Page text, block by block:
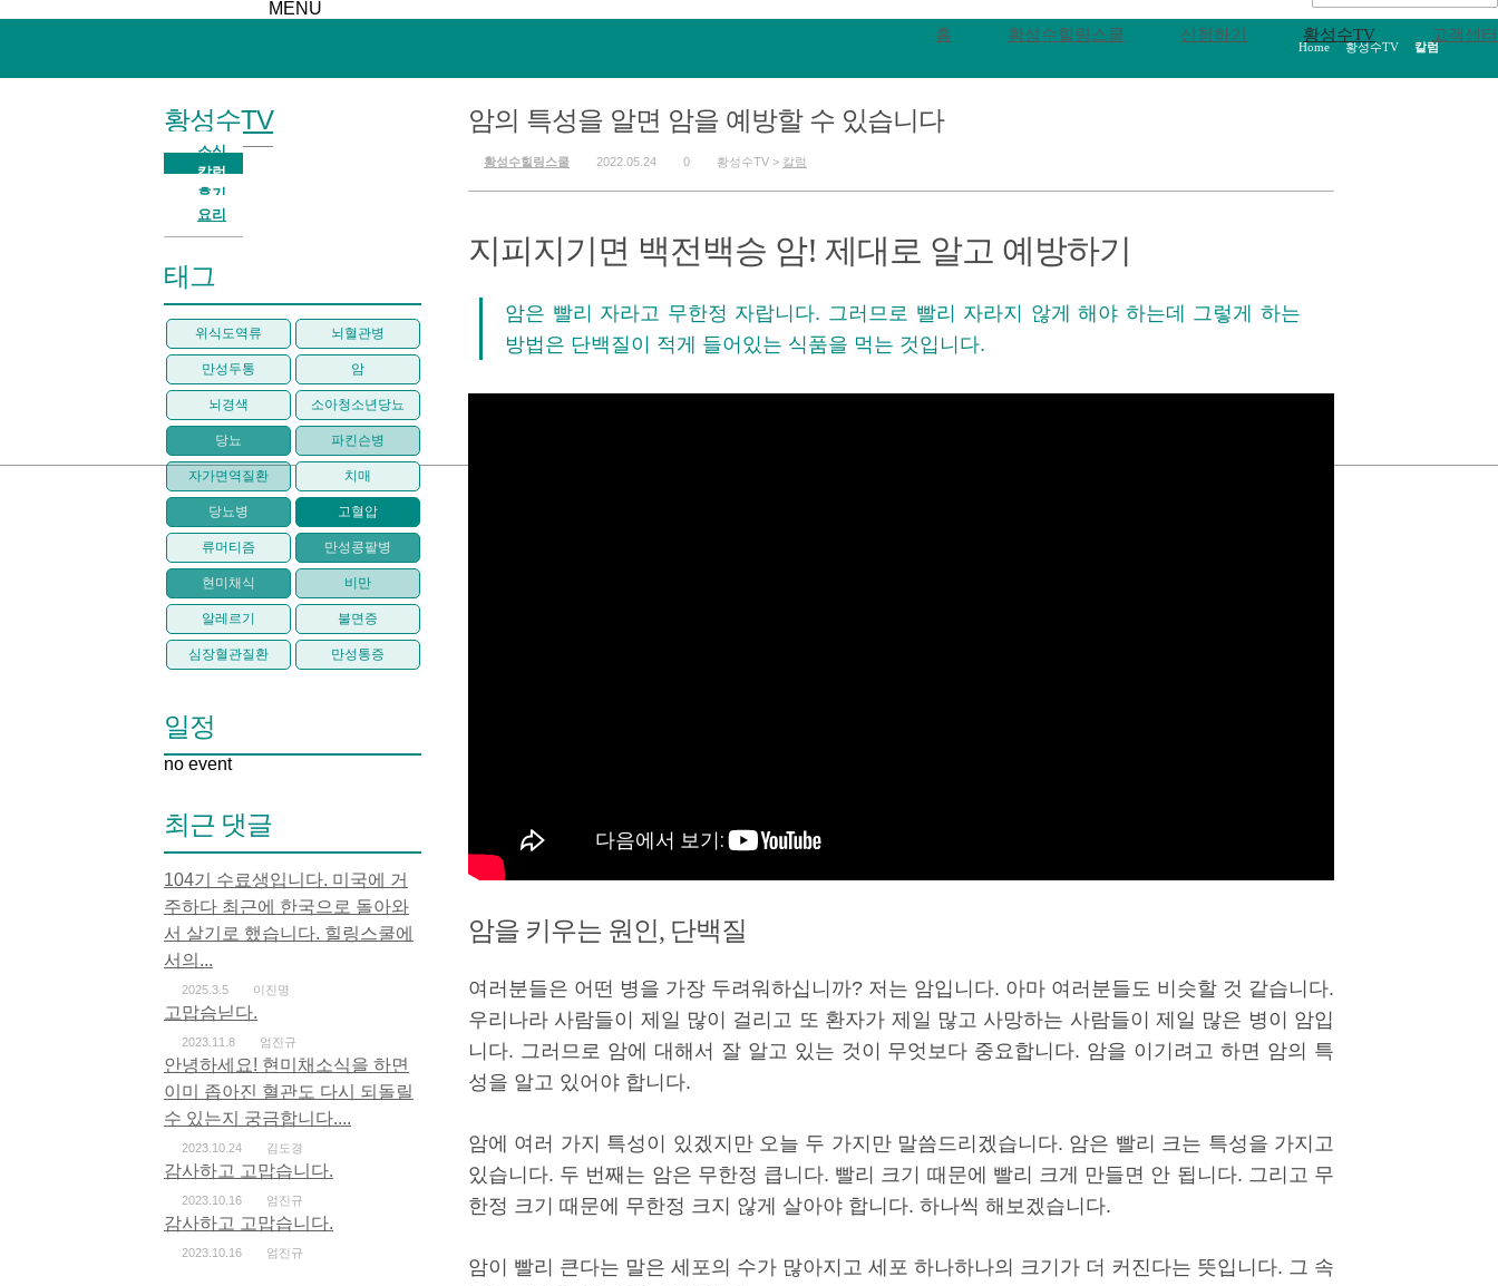
MENU
홈 황성수힐링스쿨 신청하기 황성수TV 고객센터
Home > 황성수TV 칼럼
암의 특성을 알면 암을 예방할 수 있습니다
황성수힐링스쿨 2022.05.24 0 황성수TV > 칼럼
지피지기면 백전백승 암! 제대로 알고 예방하기
암은 빨리 자라고 무한정 자랍니다. 그러므로 빨리 자라지 않게 해야 하는데 그렇게 하는
방법은 단백질이 적게 들어있는 식품을 먹는 것입니다.
암을 키우는 원인, 단백질
여러분들은 어떤 병을 가장 두려워하십니까? 저는 암입니다. 아마 여러분들도 비슷할 것 같습니다.
우리나라 사람들이 제일 많이 걸리고 또 환자가 제일 많고 사망하는 사람들이 제일 많은 병이 암입
니다. 그러므로 암에 대해서 잘 알고 있는 것이 무엇보다 중요합니다. 암을 이기려고 하면 암의 특
성을 알고 있어야 합니다.
암에 여러 가지 특성이 있겠지만 오늘 두 가지만 말씀드리겠습니다. 암은 빨리 크는 특성을 가지고
있습니다. 두 번째는 암은 무한정 큽니다. 빨리 크기 때문에 빨리 크게 만들면 안 됩니다. 그리고 무
한정 크기 때문에 무한정 크지 않게 살아야 합니다. 하나씩 해보겠습니다.
암이 빨리 큰다는 말은 세포의 수가 많아지고 세포 하나하나의 크기가 더 커진다는 뜻입니다. 그 속
황성수TV
소식
칼럼
후기
요리
태그
위식도역류 뇌혈관병
만성두통 암
뇌경색 소아청소년당뇨
당뇨 파킨슨병
자가면역질환 치매
당뇨병 고혈압
류머티즘 만성콩팥병
현미채식 비만
알레르기 불면증
심장혈관질환 만성통증
일정
no event
최근 댓글
104기 수료생입니다. 미국에 거
주하다 최근에 한국으로 돌아와
서 살기로 했습니다. 힐링스쿨에
서의...
2025.3.5 이진명
고맙슴닏다.
2023.11.8 엄진규
안녕하세요! 현미채소식을 하면
이미 좁아진 혈관도 다시 되돌릴
수 있는지 궁금합니다....
2023.10.24 김도경
감사하고 고맙습니다.
2023.10.16 엄진규
감사하고 고맙습니다.
2023.10.16 엄진규